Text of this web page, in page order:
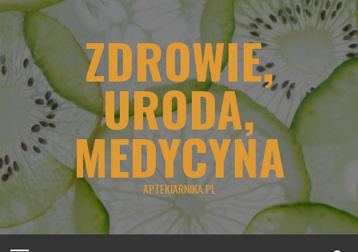
Skip
content
ZDROWIE,
URODA,
MEDYCYNA
APTEKIARNIKA.PL